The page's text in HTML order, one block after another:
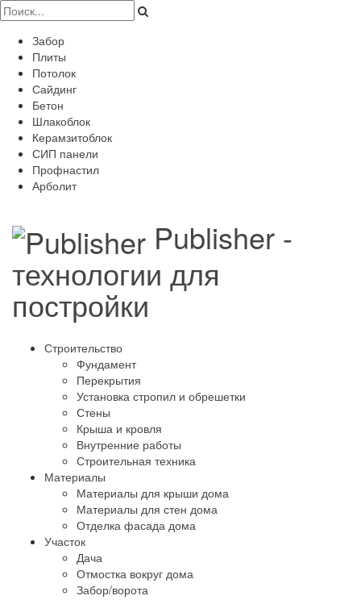
Забор
Плиты
Потолок
Сайдинг
Бетон
Шлакоблок
Керамзитоблок
СИП панели
Профнастил
Арболит
Publisher -
технологии для
постройки
Строительство
Фундамент
Перекрытия
Установка стропил и обрешетки
Стены
Крыша и кровля
Внутренние работы
Строительная техника
Материалы
Материалы для крыши дома
Материалы для стен дома
Отделка фасада дома
Участок
Дача
Отмостка вокруг дома
Забор/ворота